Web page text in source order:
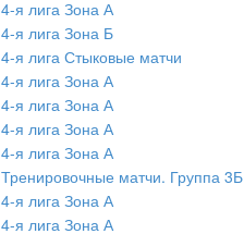
4-я лига Зона А
4-я лига Зона Б
4-я лига Стыковые матчи
4-я лига Зона А
4-я лига Зона А
4-я лига Зона А
4-я лига Зона А
Тренировочные матчи. Группа 3Б
4-я лига Зона А
4-я лига Зона А